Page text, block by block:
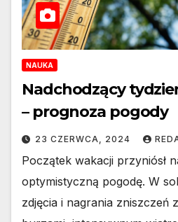
NAUKA
Nadchodzący
– prognoza pogody
23 CZERWCA, 2024
Początek wakacji przyniósł
optymistyczną pogodę. W
zdjęcia i nagrania zniszczeń